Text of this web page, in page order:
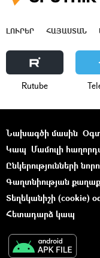
ԼՈՒՐԵՐ ՀԱՅԱՍՏԱՆ
Rutube
Նախագծի մասին
Կապ Մամուլի
Ընկերությունների
Գաղտնիության
Տեղեկանիշի (cookie)
Հետադարձ կապ